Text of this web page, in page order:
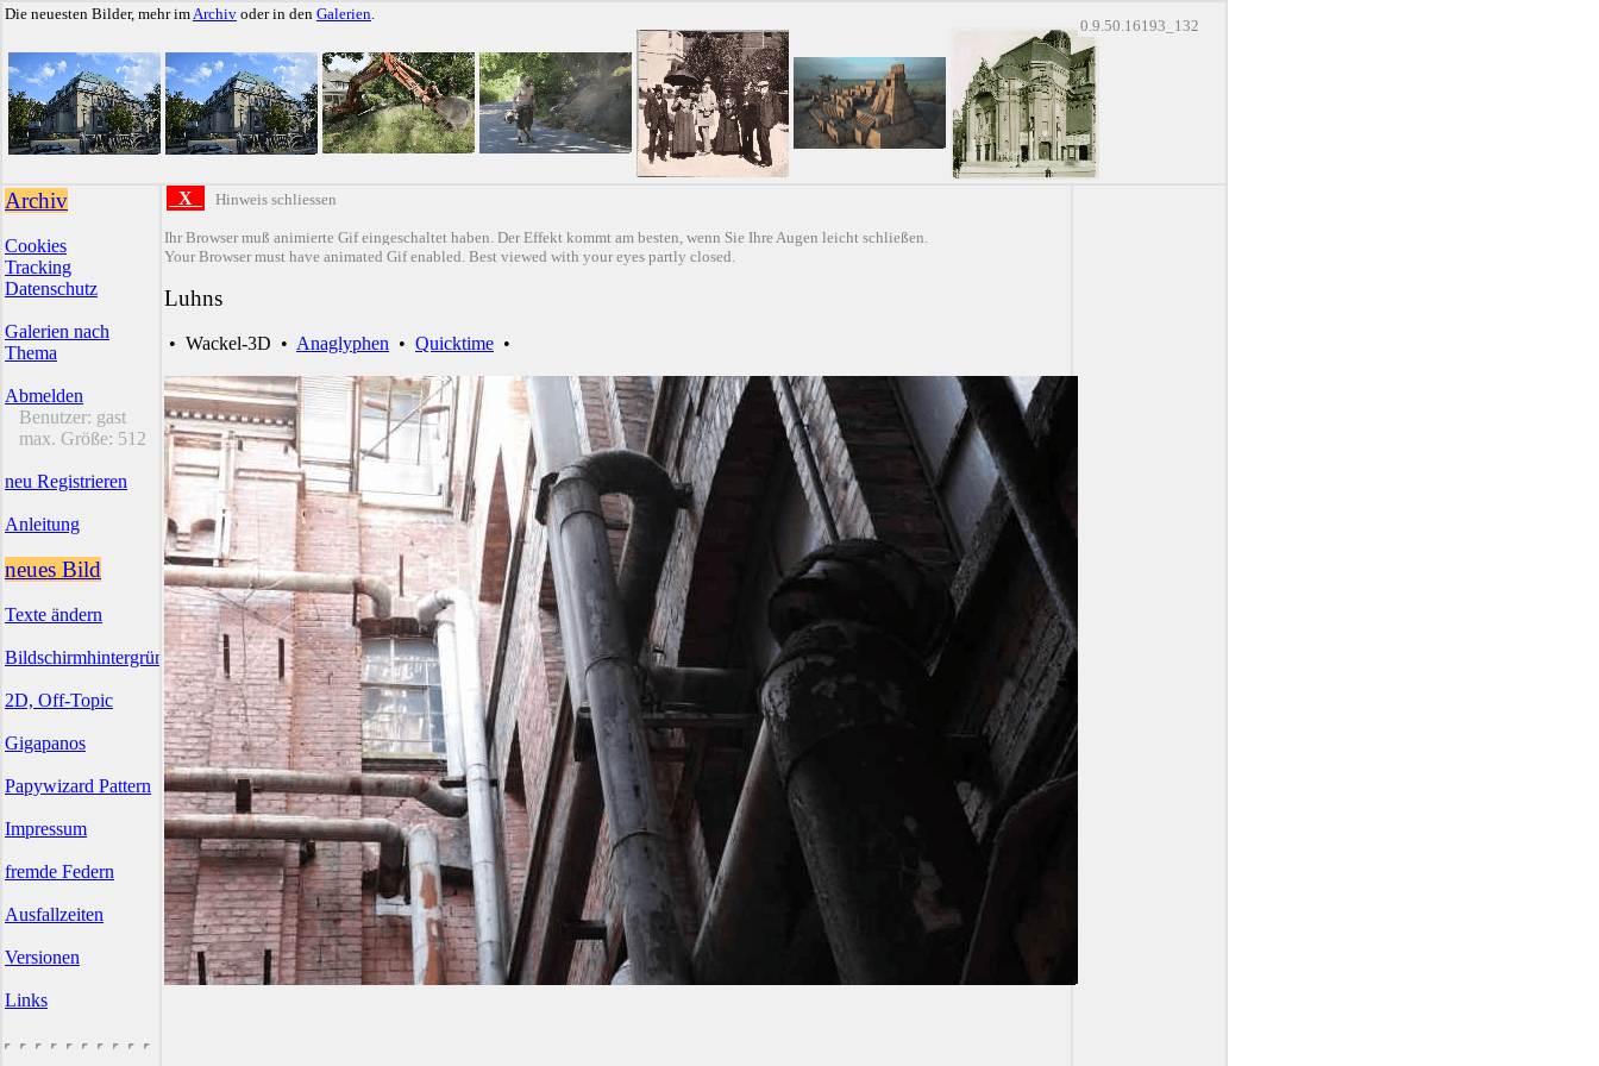
Die neuesten Bilder, mehr imArchiv oder in den Galerien.
0.9.50.16193_132
Archiv
Cookies
Tracking
Datenschutz
Galerien nach
Thema
Abmelden
Benutzer: gast
max. Größe: 512
neu Registrieren
Anleitung
neues Bild
Texte ändern
Bildschirmhintergründe
2D, Off-Topic
Gigapanos
Papywizard Pattern
Impressum
fremde Federn
Ausfallzeiten
Versionen
Links
X Hinweis schliessen
Ihr Browser muß animierte Gif eingeschaltet haben. Der Effekt kommt am besten, wenn Sie Ihre Augen leicht schließen.
Your Browser must have animated Gif enabled. Best viewed with your eyes partly closed.
Luhns
• Wackel-3D • Anaglyphen • Quicktime •